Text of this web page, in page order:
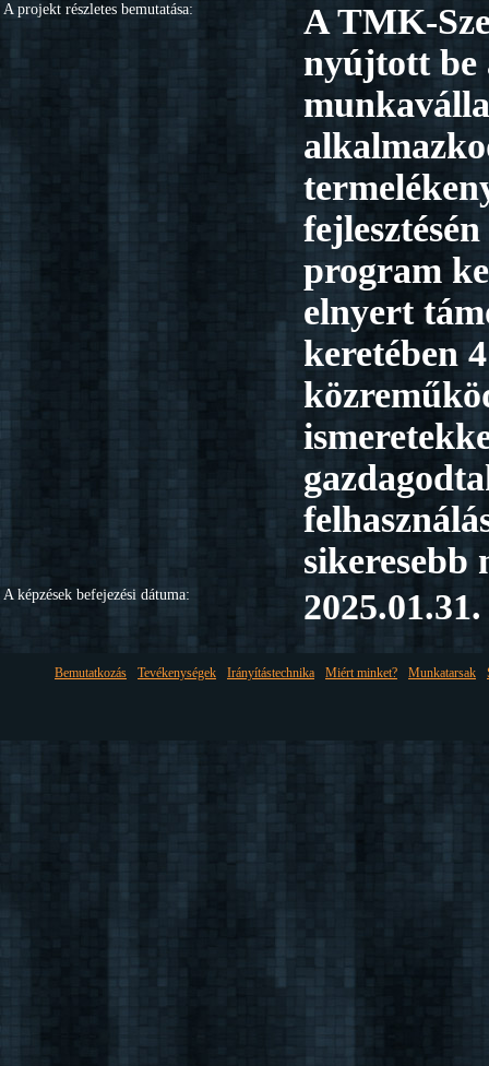
A projekt részletes bemutatása:
A TMK-
nyújtott be
program
elnyert
keretében
sikeresebb
A képzések befejezési dátuma: 2025.01.31.
Bemutatkozás Tevékenységek Irányítástechnika Miért minket? Munkatarsak